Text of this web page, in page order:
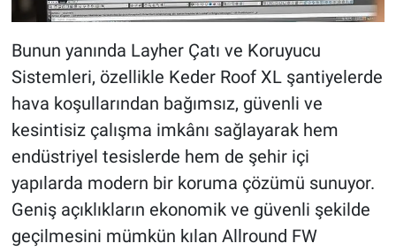
Bunun yanında Layher Çatı ve Koruyucu
Sistemleri, özellikle Keder Roof XL şantiyelerde
hava koşullarından bağımsız, güvenli ve
kesintisiz çalışma imkânı sağlayarak hem
endüstriyel tesislerde hem de şehir içi
yapılarda modern bir koruma çözümü sunuyor.
Geniş açıklıkların ekonomik ve güvenli şekilde
geçilmesini mümkün kılan Allround FW